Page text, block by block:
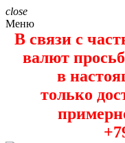
close
Меню
В связи с
валют
в
только